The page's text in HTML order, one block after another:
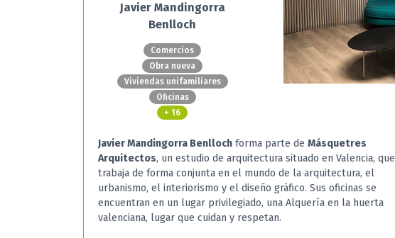
Javier Mandingorra
Benlloch
Comercios
Obra nueva
Viviendas unifamiliares
Oficinas
+ 16
Javier Mandingorra Benlloch forma parte de Másquetres
Arquitectos, un estudio de arquitectura situado en Valencia, que
trabaja de forma conjunta en el mundo de la arquitectura, el
urbanismo, el interiorismo y el diseño gráfico. Sus oficinas se
encuentran en un lugar privilegiado, una Alquería en la huerta
valenciana, lugar que cuidan y respetan.